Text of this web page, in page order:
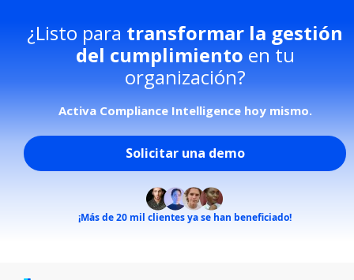
¿Listo para transformar la gestión
del cumplimiento en tu
organización?​
Activa Compliance Intelligence hoy mismo.​
Solicitar una demo
¡Más de 20 mil clientes ya se han beneficiado!